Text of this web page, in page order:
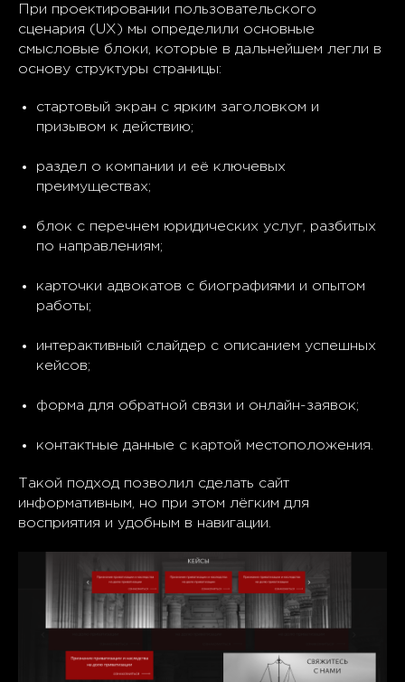
При проектировании пользовательского
сценария (UX) мы определили основные
смысловые блоки, которые в дальнейшем легли в
основу структуры страницы:
стартовый экран с ярким заголовком и
призывом к действию;
раздел о компании и её ключевых
преимуществах;
блок с перечнем юридических услуг, разбитых
по направлениям;
карточки адвокатов с биографиями и опытом
работы;
интерактивный слайдер с описанием успешных
кейсов;
форма для обратной связи и онлайн-заявок;
контактные данные с картой местоположения.
Такой подход позволил сделать сайт
информативным, но при этом лёгким для
восприятия и удобным в навигации.